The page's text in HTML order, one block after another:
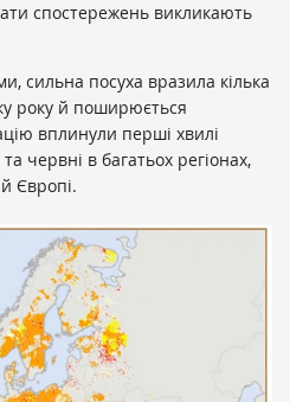
спостережень викликають
сильна посуха вразила кілька
року й поширюється
вплинули перші хвилі
червні в багатьох регіонах,
Європі.